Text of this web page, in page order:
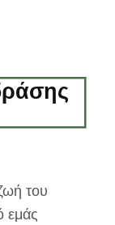
του
εμάς